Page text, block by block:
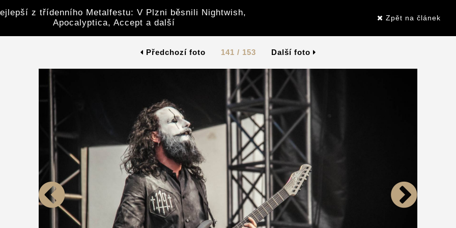
z třídenního Metalfestu: V Plzni běsnili Nightwish,
Apocalyptica, Accept a další
Zpět na článek
Předchozí foto 141 / 153 Další foto